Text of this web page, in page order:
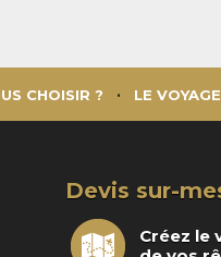
CHOISIR ? LE
Devis sur-
Créez le